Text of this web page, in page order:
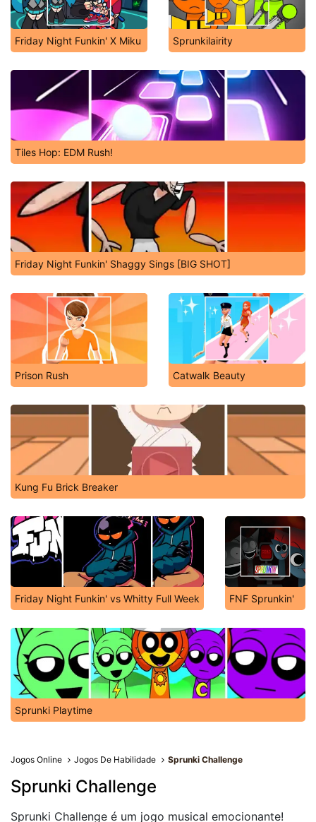
Friday Night Funkin' X Miku Sprunkilairity
Tiles Hop: EDM Rush!
Friday Night Funkin' Shaggy Sings [BIG SHOT]
Prison Rush Catwalk Beauty
Kung Fu Brick Breaker
Friday Night Funkin' vs Whitty Full Week FNF Sprunkin'
Sprunki Playtime
Jogos Online Jogos De Habilidade Sprunki Challenge
Sprunki Challenge
Sprunki Challenge é um jogo musical emocionante!